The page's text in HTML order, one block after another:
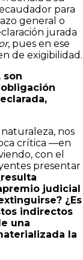
para
general o
jurada
, pues en ese
de exigibilidad.
son
nos
crítica —en
con el
presentar
judicial
¿Es
indirectos
una
la